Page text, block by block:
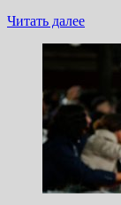
Читать далее
для
пола
жены